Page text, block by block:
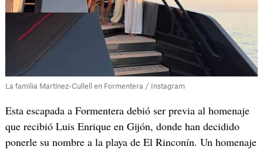
La familia Martínez-Cullell en Formentera / Instagram
Esta escapada a Formentera debió ser previa al homenaje
que recibió Luis Enrique en Gijón, donde han decidido
ponerle su nombre a la playa de El Rinconín. Un homenaje